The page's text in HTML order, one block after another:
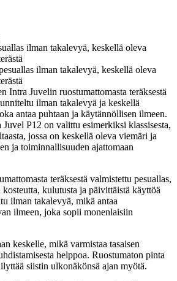
ilman takalevyä, keskellä oleva
Intra Juvelin ruostumattomasta teräksestä
ilman takalevyä ja keskellä
antaa puhtaan ja käytännöllisen ilmeen.
P12 on valittu esimerkiksi klassisesta,
jossa on keskellä oleva viemäri ja
ja toiminnallisuuden ajattomaan
teräksestä valmistettu pesuallas,
kulutusta ja päivittäistä käyttöä
ilman takalevyä, mikä antaa
ilmeen, joka sopii monenlaisiin
keskelle, mikä varmistaa tasaisen
helppoa. Ruostumaton pinta
siistin ulkonäkönsä ajan myötä.